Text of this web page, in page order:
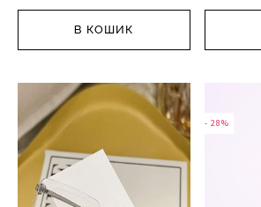
В КОШИК
- 28%